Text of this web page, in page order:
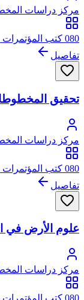
مركز دراسات
080 كتب المؤتمرات والندوات
تفاصيل
تحقيق
مركز دراسات
080 كتب المؤتمرات والندوات
تفاصيل
علوم الأرض في
مركز دراسات